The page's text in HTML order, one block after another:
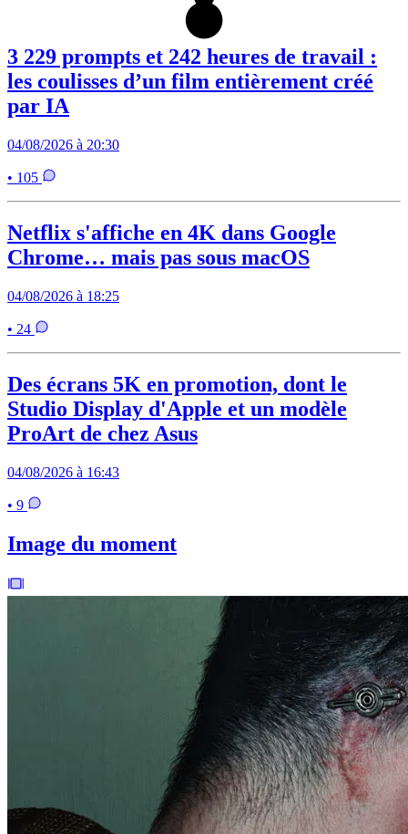
3 229 prompts et 242 heures de travail :
les coulisses d’un film entièrement créé
par IA
04/08/2026 à 20:30
• 105
Netflix s'affiche en 4K dans Google
Chrome… mais pas sous macOS
04/08/2026 à 18:25
• 24
Des écrans 5K en promotion, dont le
Studio Display d'Apple et un modèle
ProArt de chez Asus
04/08/2026 à 16:43
• 9
Image du moment